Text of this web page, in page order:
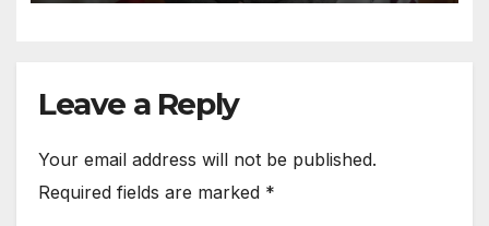
Leave a Reply
Your email address will not be published.
Required fields are marked *